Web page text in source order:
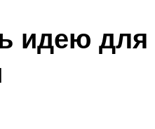
идею для